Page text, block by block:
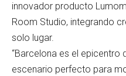
innovador producto
Room Studio, integrando
solo lugar.
“Barcelona es el epicentro
escenario perfecto para